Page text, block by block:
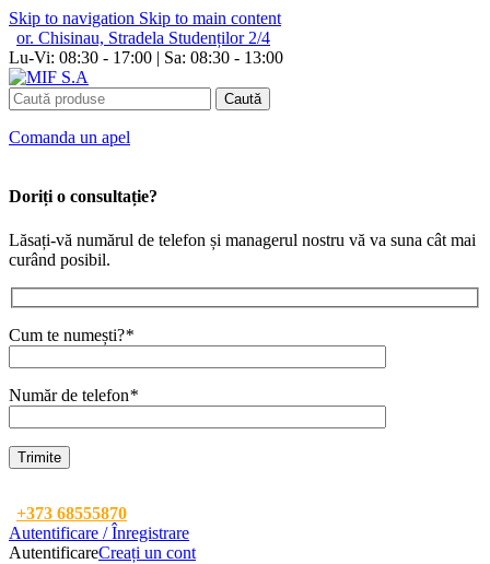
Skip to navigation Skip to main content
or. Chisinau, Stradela Studenților 2/4
Lu-Vi: 08:30 - 17:00 | Sa: 08:30 - 13:00
Caută
Сomanda un apel
Doriți o consultație?
Lăsați-vă numărul de telefon și managerul nostru vă va suna cât mai
curând posibil.
Cum te numești?*
Număr de telefon*
+373 68555870
Autentificare / Înregistrare
AutentificareCreați un cont